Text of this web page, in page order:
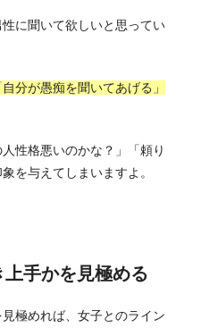
に聞いて欲しいと思ってい
分が愚痴を聞いてあげる」
性格悪いのかな？」「頼り
を与えてしまいますよ。
手かを見極める
極めれば、女子とのライン